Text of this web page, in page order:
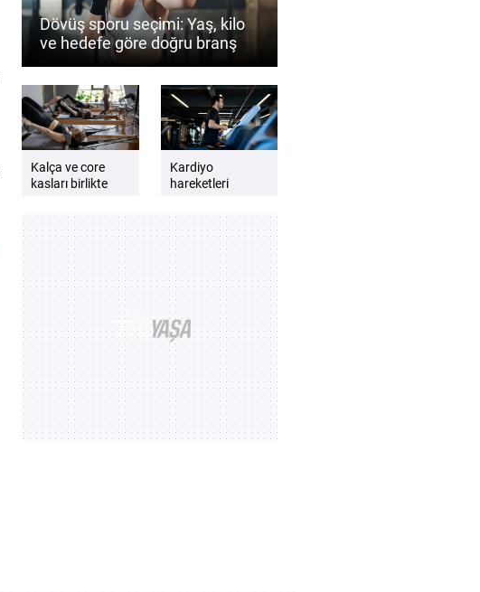
Dövüş sporu seçimi: Yaş, kilo
ve hedefe göre doğru branş
nasıl belirlenir?
Kalça ve core
kasları birlikte
çalıştırılmalıdır?
Güçlü ve dengeli
bir vücut için
öneriler
Kardiyo
hareketleri
seviyesini artırır
mı? Daha zinde
hissetmek için
kardiyo önerileri